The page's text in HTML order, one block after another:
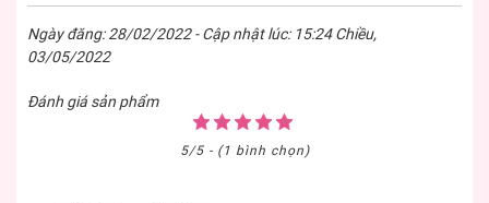
Ngày đăng: 28/02/2022 - Cập nhật lúc: 15:24 Chiều,
03/05/2022
Đánh giá sản phẩm
5/5 - (1 bình chọn)